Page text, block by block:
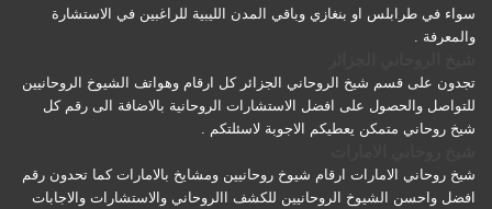
سواء في طرابلس او بنغازي وباقي المدن الليبية للراغبين في الاستشارة
والمعرفة .
تجدون على قسم شيخ الروحاني الجزائر كل ارقام وهواتف الشيوخ الروحانيين
للتواصل والحصول على افضل الاستشارات الروحانية بالاضافة الى رقم كل
شيخ روحاني متمكن يعطيكم الاجوبة لاسئلتكم .
شيخ روحاني الامارات ارقام شيوخ روحانيين ومشايخ بالامارات كما تحدون رقم
افضل واحسن الشيوخ الروحانيين للكشف االروحاني والاستشارات والاجابات